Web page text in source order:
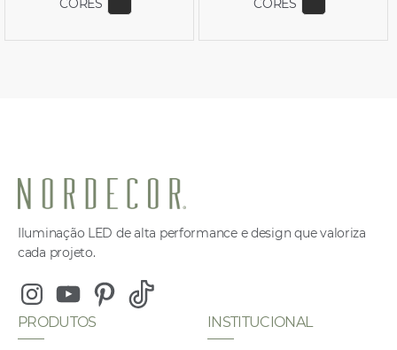
EXIBIR COR 6597 EXIBIR
Iluminação LED de alta performance e design que valoriza
cada projeto.
InstagramYoutubePinterest
Tiktok
PRODUTOS
INSTITUCIONAL